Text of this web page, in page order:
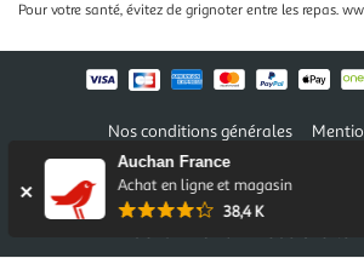
Auchan France
Achat en ligne et magasin
38,4 K
Pour votre santé, évitez de grignoter entre les repas.
Nos conditions générales
Conditions des offres et promotions
Politique de confidentialité
Informations